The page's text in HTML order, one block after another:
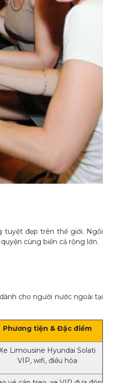
tuyệt đẹp trên thế giới. Ngồi
cùng biển cả rộng lớn.
cho người nước ngoài tại
Phương tiện & Đặc điểm
Limousine Hyundai Solati
VIP, wifi, điều hòa